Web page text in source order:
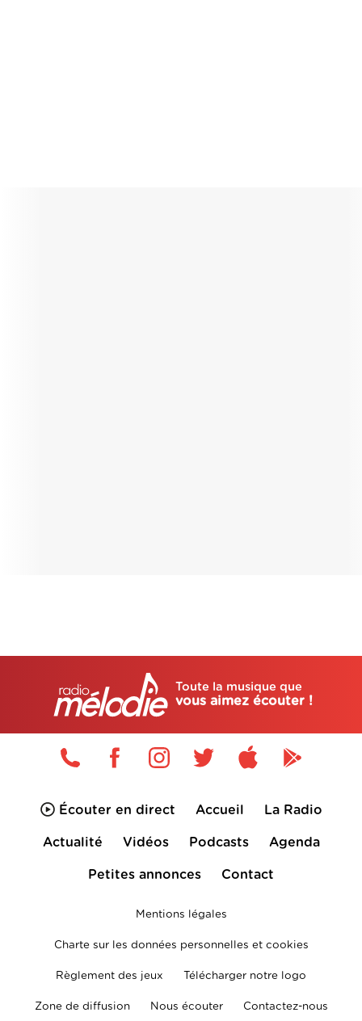
Toute la musique que
vous aimez écouter !
Écouter en direct Accueil La Radio
Actualité Vidéos Podcasts Agenda
Petites annonces Contact
Mentions légales
Charte sur les données personnelles et cookies
Règlement des jeux Télécharger notre logo
Zone de diffusion Nous écouter Contactez-nous